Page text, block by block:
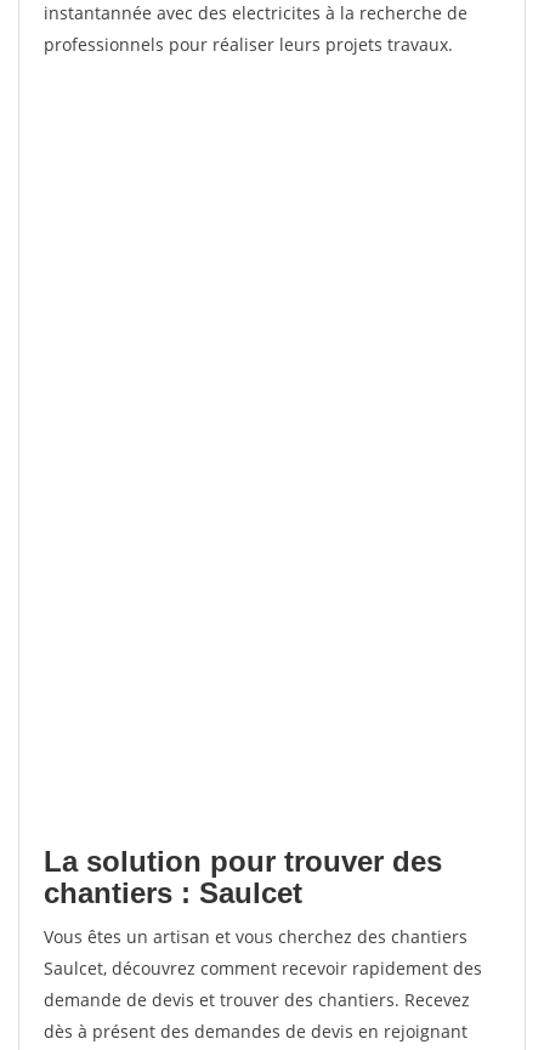
instantannée avec des electricites à la recherche de
professionnels pour réaliser leurs projets travaux.
La solution pour trouver des
chantiers : Saulcet
Vous êtes un artisan et vous cherchez des chantiers
Saulcet, découvrez comment recevoir rapidement des
demande de devis et trouver des chantiers. Recevez
dès à présent des demandes de devis en rejoignant